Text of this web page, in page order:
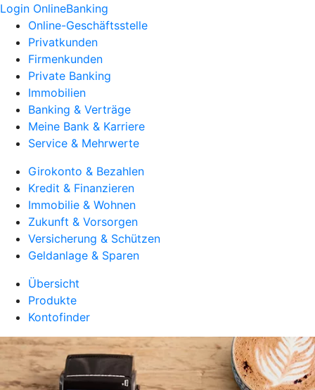
Login OnlineBanking
Online-Geschäftsstelle
Privatkunden
Firmenkunden
Private Banking
Immobilien
Banking & Verträge
Meine Bank & Karriere
Service & Mehrwerte
Girokonto & Bezahlen
Kredit & Finanzieren
Immobilie & Wohnen
Zukunft & Vorsorgen
Versicherung & Schützen
Geldanlage & Sparen
Übersicht
Produkte
Kontofinder